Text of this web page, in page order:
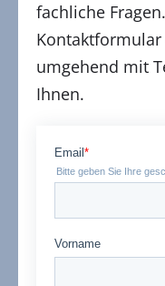
fachliche
umgehend mit
Ihnen.